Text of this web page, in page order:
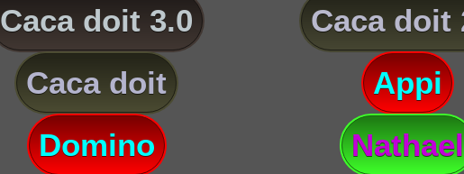
Caca doit 3.0
Caca doit
Caca doit
Appi
Domino
Nathael